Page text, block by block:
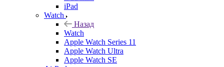
iPad
Watch
Назад
Watch
Apple Watch Series 11
Apple Watch Ultra
Apple Watch SE